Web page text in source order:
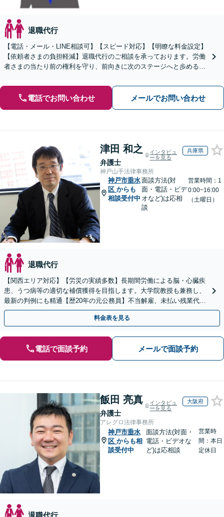
退職代行
【電話・メール・LINE相談可】【スピード対応】【明瞭な料金設定】
【依頼者さまの負担軽減】退職代行のご相談を承っております。労働
者さまの当たり前の権利を守り、前向きに次のステージへと歩めるよ
電話でお問い合わせ メールでお問い合わせ
津田 和之
弁護士
インタビュ
ーを見る
兵庫県
神戸山手法律事務所
神戸市垂水
区 からも
相談受付中
面談方法(対
面・電話・ビデ
オなど)は応相
談
営業時間：1
0:00~16:00
（土曜日）
退職代行
【関西エリア対応】【労災の実績多数】長期間労働による脳・心臓疾
患、うつ病等の適切な補償獲得を目指します。大学院教授も兼務し、
最新の判例にも精通【歴20年の元公務員】不当解雇、未払い残業代
等、労働者の立場から親身にサポート【初回相談無料】
料金表を見る
電話で面談予約 メールで面談予約
飯田 亮真
弁護士
インタビュ
ーを見る
大阪府
アレグロ法律事務所
神戸市垂水
区 からも相
談受付中
面談方法(対面・
電話・ビデオな
ど)は応相談
営業時
間：本日
定休日
退職代行